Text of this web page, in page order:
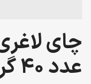
عدد 40 گرم